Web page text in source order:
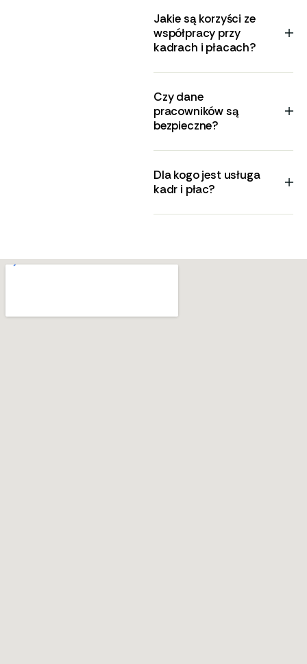
Jakie są korzyści ze
współpracy przy
kadrach i płacach?
Czy dane
pracowników są
bezpieczne?
Dla kogo jest usługa
kadr i płac?